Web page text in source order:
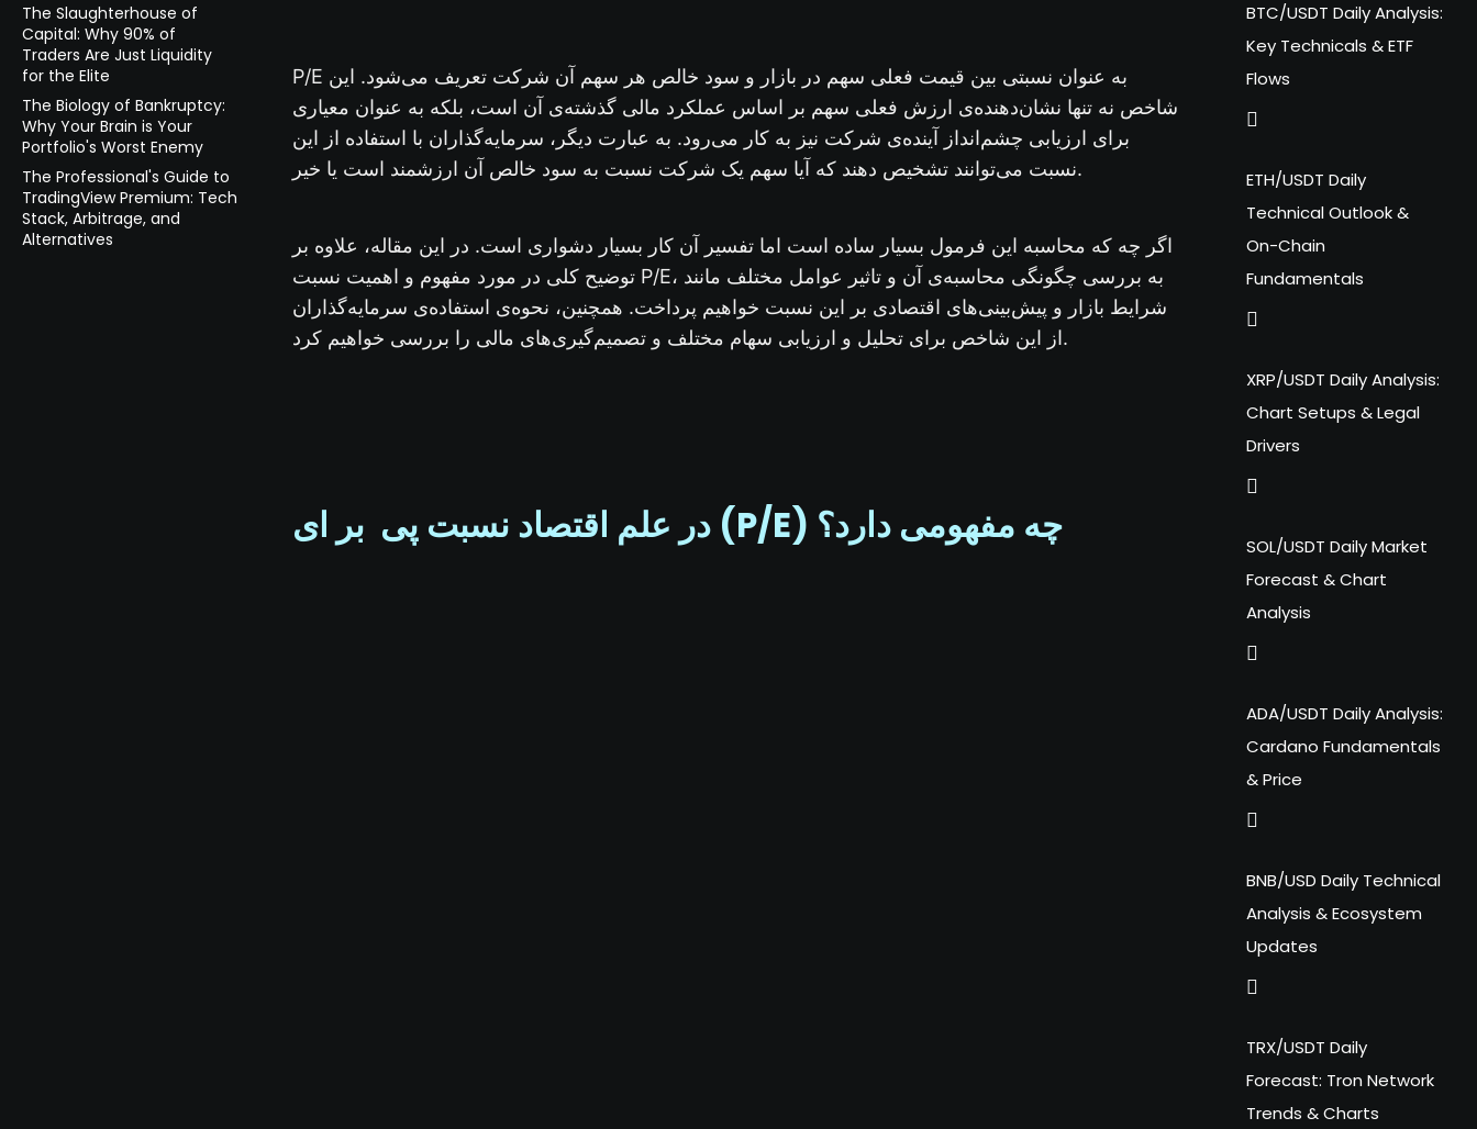
The Slaughterhouse of
Capital: Why 90% of
Traders Are Just Liquidity
for the Elite
The Biology of Bankruptcy:
Why Your Brain is Your
Portfolio's Worst Enemy
The Professional's Guide to
TradingView Premium: Tech
Stack, Arbitrage, and
Alternatives
P/E به عنوان نسبتی بین قیمت فعلی سهم در بازار و سود خالص هر سهم آن شرکت تعریف می‌شود. این
شاخص نه تنها نشان‌دهنده‌ی ارزش فعلی سهم بر اساس عملکرد مالی گذشته‌ی آن است، بلکه به عنوان معیاری
برای ارزیابی چشم‌انداز آینده‌ی شرکت نیز به کار می‌رود. به عبارت دیگر، سرمایه‌گذاران با استفاده از این
نسبت می‌توانند تشخیص دهند که آیا سهم یک شرکت نسبت به سود خالص آن ارزشمند است یا خیر.
اگر چه که محاسبه این فرمول بسیار ساده است اما تفسیر آن کار بسیار دشواری است. در این مقاله، علاوه بر
توضیح کلی در مورد مفهوم و اهمیت نسبت P/E، به بررسی چگونگی محاسبه‌ی آن و تاثیر عوامل مختلف مانند
شرایط بازار و پیش‌بینی‌های اقتصادی بر این نسبت خواهیم پرداخت. همچنین، نحوه‌ی استفاده‌ی سرمایه‌گذاران
از این شاخص برای تحلیل و ارزیابی سهام مختلف و تصمیم‌گیری‌های مالی را بررسی خواهیم کرد.
در علم اقتصاد نسبت پی بر ای (P/E) چه مفهومی دارد؟
BTC/USDT Daily Analysis:
Key Technicals & ETF
Flows
ETH/USDT Daily
Technical Outlook &
On-Chain
Fundamentals
XRP/USDT Daily Analysis:
Chart Setups & Legal
Drivers
SOL/USDT Daily Market
Forecast & Chart
Analysis
ADA/USDT Daily Analysis:
Cardano Fundamentals
& Price
BNB/USD Daily Technical
Analysis & Ecosystem
Updates
TRX/USDT Daily
Forecast: Tron Network
Trends & Charts